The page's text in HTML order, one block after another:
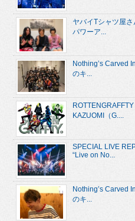
ヤバイTシャツ屋
パワーア...
Nothing’s Carved
のキ...
KAZUOMI（G....
SPECIAL LIVE
“Live on No...
Nothing’s Carved
のキ...